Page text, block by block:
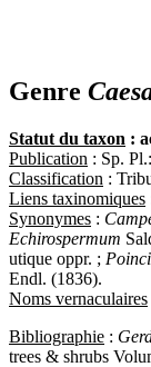
Genre
Statut du taxon :
Publication : Sp.
Classification :
Liens taxinomiques
Synonymes :
Echirospermum
utique oppr. ;
Endl. (1836).
Noms vernaculaires
Bibliographie :
trees & shrubs